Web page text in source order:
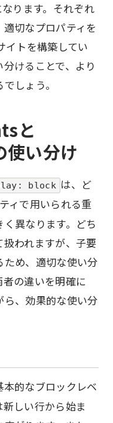
ります。それぞれ
切なプロパティを
イトを構築してい
けることで、より
しょう。
と
い分け
block は、ど
ィで用いられる重
異なります。どち
われますが、子要
め、適切な使い分
の違いを明確に
ら、効果的な使い分
的なブロックレベ
しい行から始ま